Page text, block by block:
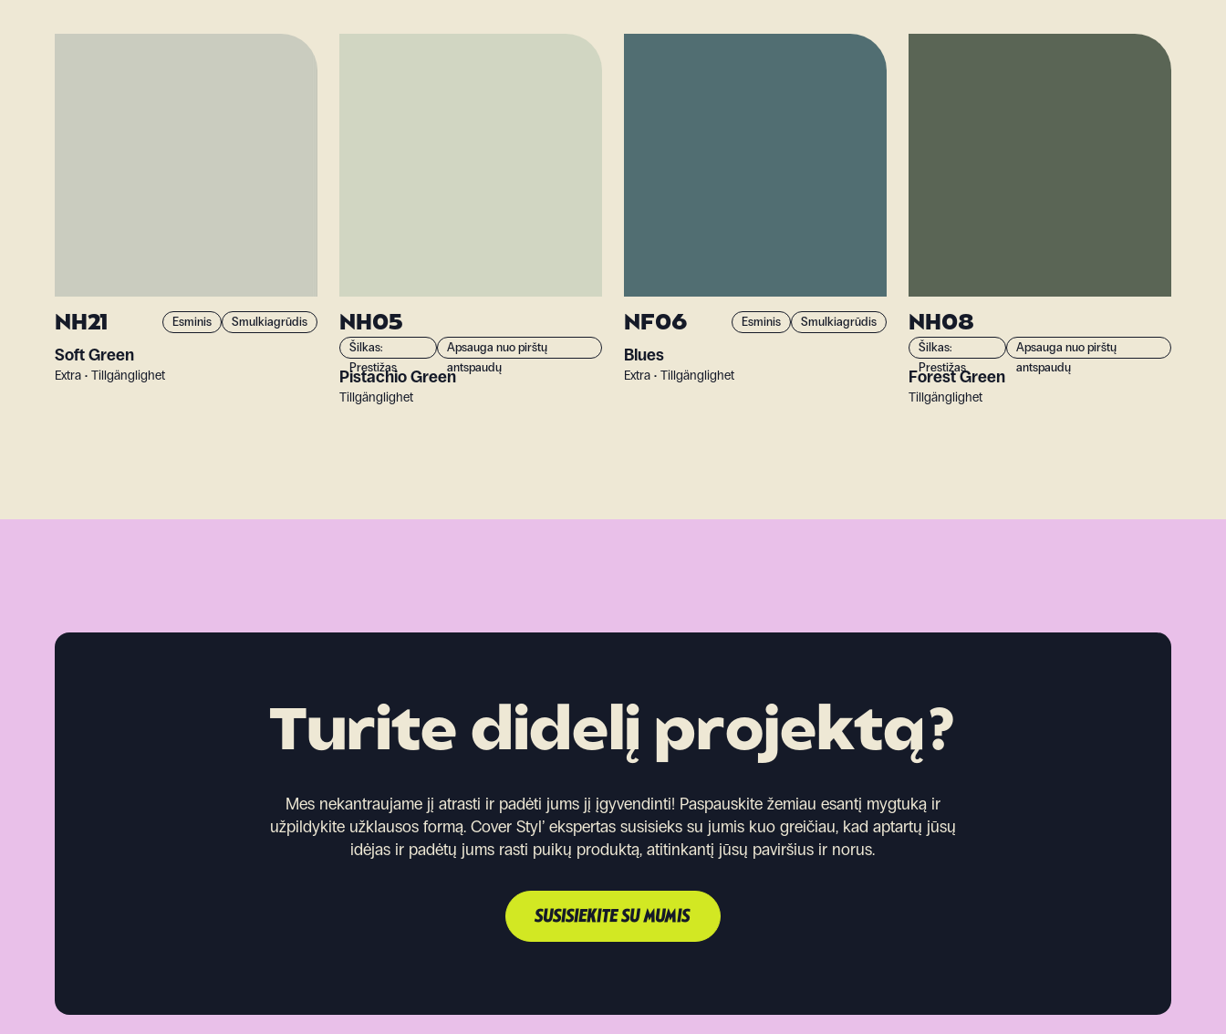
NH21 Esminis Smulkiagrūdis
Soft Green
Extra • Tillgänglighet
NH05
Šilkas:
Prestižas
Apsauga nuo pirštų
antspaudų
Pistachio Green
Tillgänglighet
NF06 Esminis Smulkiagrūdis
Blues
Extra • Tillgänglighet
NH08
Šilkas:
Prestižas
Apsauga nuo pirštų
antspaudų
Forest Green
Tillgänglighet
Turite didelį projektą?
Mes nekantraujame jį atrasti ir padėti jums jį įgyvendinti! Paspauskite žemiau esantį mygtuką ir
užpildykite užklausos formą. Cover Styl’ ekspertas susisieks su jumis kuo greičiau, kad aptartų jūsų
idėjas ir padėtų jums rasti puikų produktą, atitinkantį jūsų paviršius ir norus.
SUSISIEKITE SU MUMIS